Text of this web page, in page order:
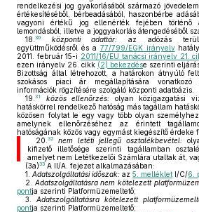
rendelkezési jog gyakorlásából származó
értékesítéséből, bérbeadásából, haszonbérbe
vagyoni értékű jog ellenérték fejében történő
lemondásból, illetve a joggyakorlás átengedéséből
18. 30 központi adattár: az adózás
együttműködésről és a 77/799/EGK irányelv
2011. február 15-i 2011/16/EU tanácsi irányelv 21.
ezen irányelv 26. cikk (2) bekezdése szerinti
Bizottság által létrehozott, a határokon átnyúló
szokásos piaci ár megállapítására vonatkozó
információk rögzítésére szolgáló központi adatbázis.
19. 31 közös ellenőrzés: olyan közigazgatási
hatáskörrel rendelkező hatóság más tagállam
közösen folytat le egy vagy több olyan
amelynek ellenőrzéséhez az érintett
hatóságának közös vagy egymást kiegészítő érdeke
20. 32 nem letéti jellegű osztalékbevétel:
kifizető illetősége szerinti tagállamban
amelyet nem Letétkezelői Számlára utaltak át,
(3a)33 A II/A. fejezet alkalmazásában:
1. Adatszolgáltatási időszak: az 5. melléklet I/C/6.
2.
Adatszolgáltatásra nem kötelezett
pontja szerinti Platformüzemeltető;
3.
Adatszolgáltatásra kötelezett
pontja szerinti Platformüzemeltető;